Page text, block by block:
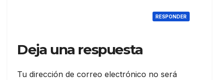
RESPONDER
Deja una respuesta
Tu dirección de correo electrónico no será